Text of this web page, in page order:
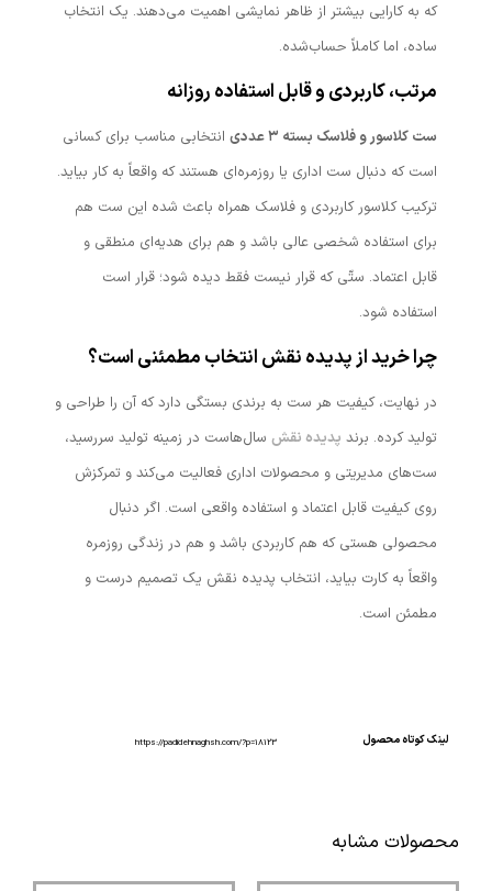
که به کارایی بیشتر از ظاهر نمایشی اهمیت می‌دهند. یک انتخاب
ساده، اما کاملاً حساب‌شده.
مرتب، کاربردی و قابل استفاده روزانه
ست کلاسور و فلاسک بسته ۳ عددی
انتخابی مناسب برای کسانی
است که دنبال ست اداری یا روزمره‌ای هستند که واقعاً به کار بیاید.
ترکیب کلاسور کاربردی و فلاسک همراه باعث شده این ست هم
برای استفاده شخصی عالی باشد و هم برای هدیه‌ای منطقی و
قابل اعتماد. ستّی که قرار نیست فقط دیده شود؛ قرار است
استفاده شود.
چرا خرید از پدیده نقش انتخاب مطمئنی است؟
در نهایت، کیفیت هر ست به برندی بستگی دارد که آن را طراحی و
تولید کرده. برند پدیده نقش سال‌هاست در زمینه تولید سررسید،
ست‌های مدیریتی و محصولات اداری فعالیت می‌کند و تمرکزش
روی کیفیت قابل اعتماد و استفاده واقعی است. اگر دنبال
محصولی هستی که هم کاربردی باشد و هم در زندگی روزمره
واقعاً به کارت بیاید، انتخاب پدیده نقش یک تصمیم درست و
مطمئن است.
لینک کوتاه محصول https://padidehnaghsh.com/?p=18123
محصولات مشابه